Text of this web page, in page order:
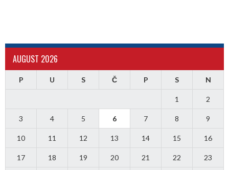
AUGUST 2026
P U S Č P S N
1 2
3 4 5 6 7 8 9
10 11 12 13 14 15 16
17 18 19 20 21 22 23